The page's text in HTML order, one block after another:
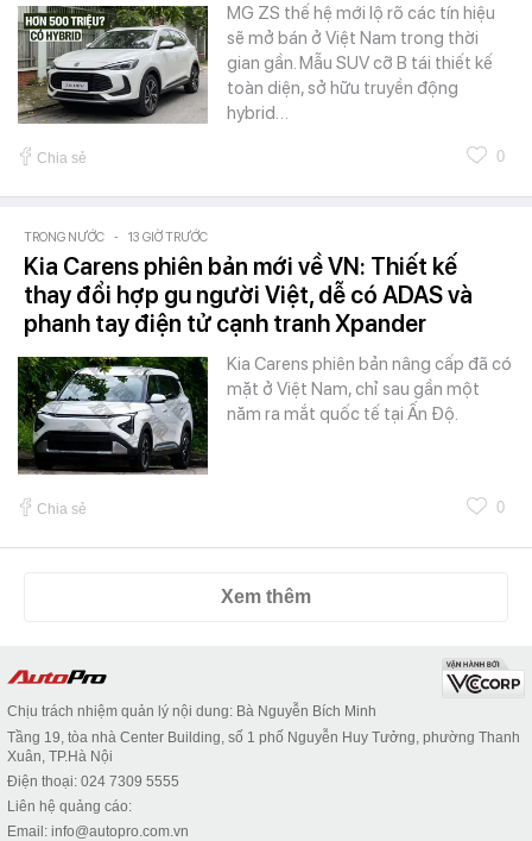
MG ZS thế hệ mới lộ rõ các tín hiệu
sẽ mở bán ở Việt Nam trong thời
gian gần. Mẫu SUV cỡ B tái thiết kế
toàn diện, sở hữu truyền động
hybrid…
Chia sẻ 0
TRONG NƯỚC - 13 GIỜ TRƯỚC
Kia Carens phiên bản mới về VN: Thiết kế
thay đổi hợp gu người Việt, dễ có ADAS và
phanh tay điện tử cạnh tranh Xpander
Kia Carens phiên bản nâng cấp đã có
mặt ở Việt Nam, chỉ sau gần một
năm ra mắt quốc tế tại Ấn Độ.
Chia sẻ 0
Xem thêm
Chịu trách nhiệm quản lý nội dung: Bà Nguyễn Bích Minh
Tầng 19, tòa nhà Center Building, số 1 phố Nguyễn Huy Tưởng, phường Thanh
Xuân, TP.Hà Nội
Điện thoại: 024 7309 5555
Liên hệ quảng cáo:
Email: info@autopro.com.vn